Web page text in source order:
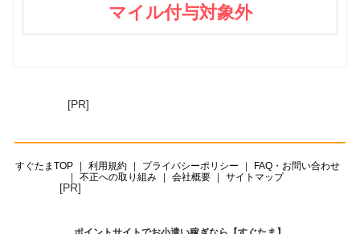
マイル付与対象外
[PR]
すぐたまTOP 利用規約 プライバシーポリシー
FAQ・お問い合わせ
不正への取り組み
会社概要 サイトマップ
[PR]